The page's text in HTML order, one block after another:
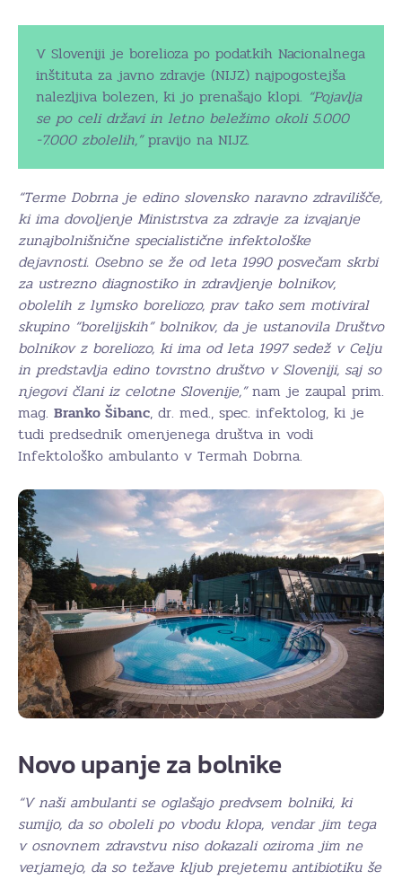
V Sloveniji je borelioza po podatkih Nacionalnega
inštituta za javno zdravje (NIJZ) najpogostejša
nalezljiva bolezen, ki jo prenašajo klopi. “Pojavlja
se po celi državi in letno beležimo okoli 5.000
-7.000 zbolelih,”pravijo na NIJZ.
“Terme Dobrna je edino slovensko naravno zdravilišče,
ki ima dovoljenje Ministrstva za zdravje za izvajanje
zunajbolnišnične specialistične infektološke
dejavnosti. Osebno se že od leta 1990 posvečam skrbi
za ustrezno diagnostiko in zdravljenje bolnikov,
obolelih z lymsko boreliozo, prav tako sem motiviral
skupino “borelijskih” bolnikov, da je ustanovila Društvo
bolnikov z boreliozo, ki ima od leta 1997 sedež v Celju
in predstavlja edino tovrstno društvo v Sloveniji, saj so
njegovi člani iz celotne Slovenije,”nam je zaupal prim.
mag. Branko Šibanc, dr. med., spec. infektolog, ki je
tudi predsednik omenjenega društva in vodi
Infektološko ambulanto v Termah Dobrna.
Novo upanje za bolnike
“V naši ambulanti se oglašajo predvsem bolniki, ki
sumijo, da so oboleli po vbodu klopa, vendar jim tega
v osnovnem zdravstvu niso dokazali oziroma jim ne
verjamejo, da so težave kljub prejetemu antibiotiku še